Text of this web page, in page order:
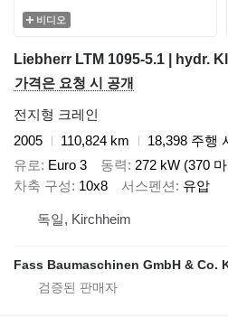
비디오
Liebherr LTM 1095-5.1 | hydr.
가격은 요청 시 공개
전지형 크레인
2005
110,824 km
18,398 주행
유로
Euro 3 동력 272 kW (370
차축 구성
10x8 서스펜션 유압
독일, Kirchheim
Fass Baumaschinen GmbH & Co.